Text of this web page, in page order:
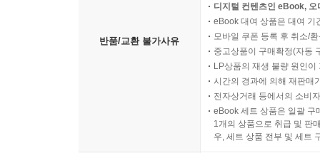
반품/교환 불가사유
디지털 컨텐츠인 eBook,
eBook 대여 상품은 대여 기
모바일 쿠폰 등록 후 취소/
중고상품이 구매확정(자동
LP상품의 재생 불량 원인
시간의 경과에 의해 재판매
전자상거래 등에서의 소비
eBook 세트 상품은 일괄 구
1개의 상품으로 취급 및 판
우, 세트 상품 전부 및 세트